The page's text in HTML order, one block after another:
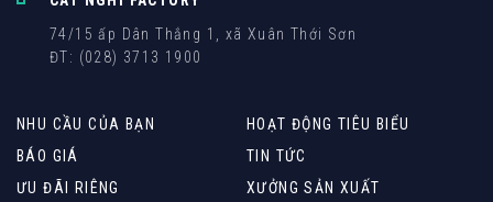
74/15 ấp Dân Thắng 1, xã Xuân Thới Sơn
ĐT: (028) 3713 1900
NHU CẦU CỦA BẠN
HOẠT ĐỘNG TIÊU BIỂU
BÁO GIÁ
TIN TỨC
ƯU ĐÃI RIÊNG
XƯỞNG SẢN XUẤT